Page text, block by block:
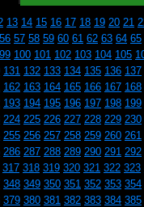
13 14 15 16 17 18 19 20 21
56 57 58 59 60 61 62 63 64 65
99 100 101 102 103 104 105
131 132 133 134 135 136 137
162 163 164 165 166 167 168
193 194 195 196 197 198 199
224 225 226 227 228 229 230
255 256 257 258 259 260 261
286 287 288 289 290 291 292
317 318 319 320 321 322 323
348 349 350 351 352 353 354
379 380 381 382 383 384 385